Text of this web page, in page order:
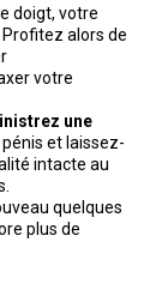
doigt, votre
Profitez alors de
votre
une
et laissez-
intacte au
quelques
plus de